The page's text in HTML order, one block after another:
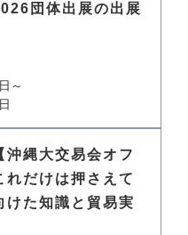
団体出展の出展
～
沖縄大交易会オフ
れだけは押さえて
けた知識と貿易実